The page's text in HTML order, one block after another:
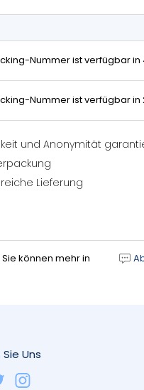
Nummer ist verfügbar in
Nummer ist verfügbar in
und Anonymität
Lieferung
können mehr in
Uns